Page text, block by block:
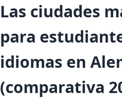
Las ciudades
para
idiomas en
(comparativa